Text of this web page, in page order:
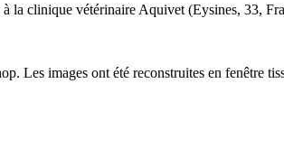
la clinique vétérinaire Aquivet (Eysines, 33,
Les images ont été reconstruites en fenêtre